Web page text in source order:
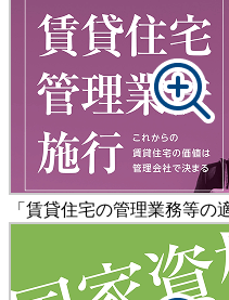
「賃貸住宅の管理業務等